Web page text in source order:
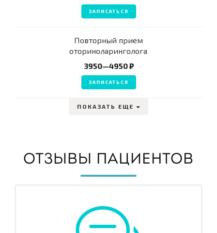
ЗАПИСАТЬСЯ
Повторный прием
оториноларинголога
3950—4950 ₽
ЗАПИСАТЬСЯ
ПОКАЗАТЬ ЕЩЕ
ОТЗЫВЫ ПАЦИЕНТОВ